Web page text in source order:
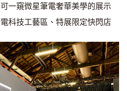
一窺微星筆電奢華美學的展示
科技工藝區、特展限定快閃店